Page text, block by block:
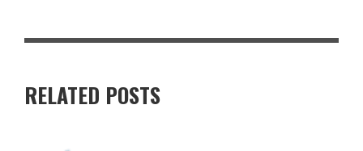
RELATED POSTS